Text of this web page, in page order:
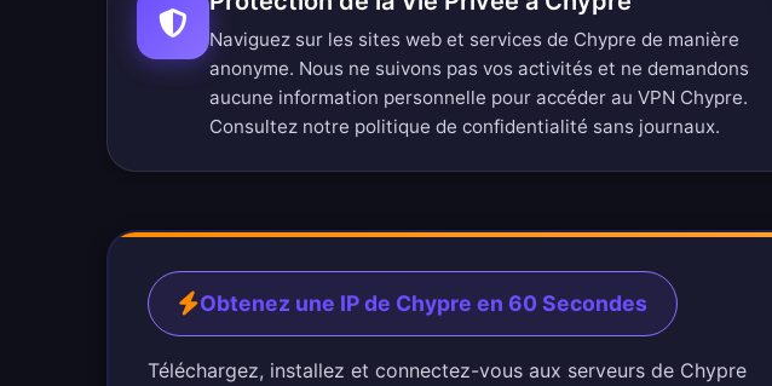
Naviguez sur les sites web et services de Chypre de manière
anonyme. Nous ne suivons pas vos activités et ne demandons
aucune information personnelle pour accéder au VPN Chypre.
Consultez notre politique de confidentialité sans journaux.
Obtenez une IP de Chypre en 60 Secondes
Téléchargez, installez et connectez-vous aux serveurs de Chypre